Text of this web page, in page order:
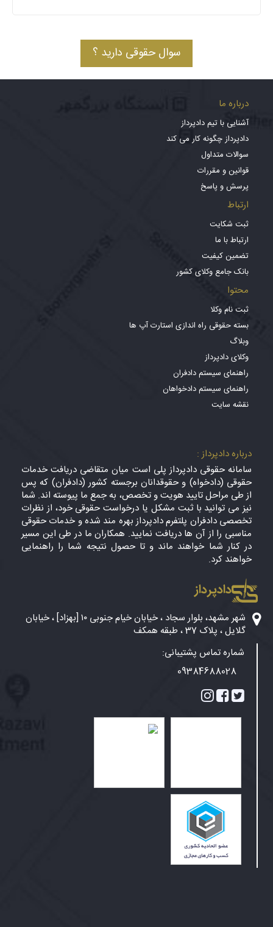
سوال حقوقی دارید ؟
درباره ما
آشنایی با تیم دادپرداز
دادپرداز چگونه کار می کند
سوالات متداول
قوانین و مقررات
پرسش و پاسخ
ارتباط
ثبت شکایت
ارتباط با ما
تضمین کیفیت
بانک جامع وکلای کشور
محتوا
ثبت نام وکلا
بسته حقوقی راه اندازی استارت آپ ها
وبلاگ
وکلای دادپرداز
راهنمای سیستم دادفران
راهنمای سیستم دادخواهان
نقشه سایت
درباره دادپرداز :
سامانه حقوقی دادپرداز پلی است میان متقاضی دریافت خدمات
حقوقی (دادخواه) و حقوقدانان برجسته کشور (دادفران) که پس
از طی مراحل تایید هویت و تخصص، به جمع ما پیوسته اند. شما
نیز می توانید با ثبت مشکل یا درخواست حقوقی خود، از نظرات
تخصصی دادفران پلتفرم دادپرداز بهره مند شده و خدمات حقوقی
مناسبی را از آن ها دریافت نمایید. همکاران ما در طی این مسیر
در کنار شما خواهند ماند و تا حصول نتیجه شما را راهنمایی
خواهند کرد.
دادپرداز
شهر مشهد، بلوار سجاد ، خیابان خیام جنوبی ۱۰ [بهزاد] ، خیابان
گلایل ، پلاک 37 ، طبقه همکف
شماره تماس پشتیبانی:
09384688028